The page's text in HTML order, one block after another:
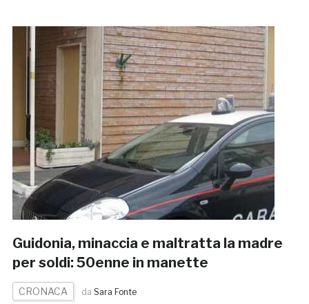
Guidonia, minaccia e maltratta la madre
per soldi: 50enne in manette
CRONACA da Sara Fonte